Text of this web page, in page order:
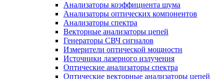
Анализаторы коэффициента шума
Анализаторы оптических компонентов
Анализаторы спектра
Векторные анализаторы цепей
Генераторы СВЧ сигналов
Измерители оптической мощности
Источники лазерного излучения
Оптические анализаторы спектра
Оптические векторные анализаторы цепей